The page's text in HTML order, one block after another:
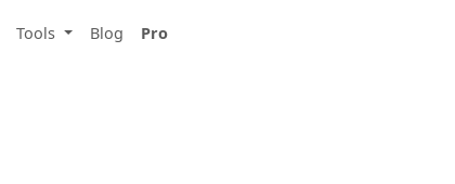
Tools Blog Pro